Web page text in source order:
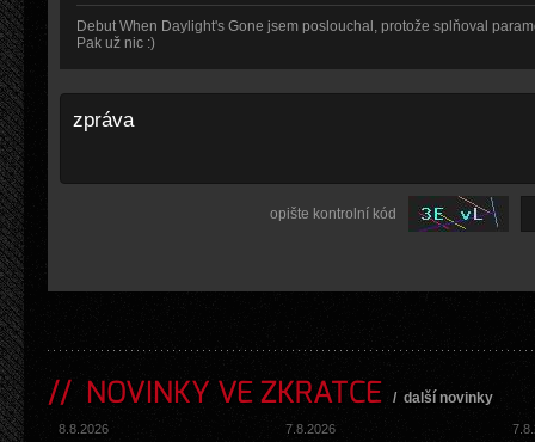
Debut When Daylight's Gone jsem poslouchal, protože splňoval
Pak už nic :)
opište kontrolní kód
NOVINKY VE ZKRATCE / další novinky
8.8.2026 7.8.2026